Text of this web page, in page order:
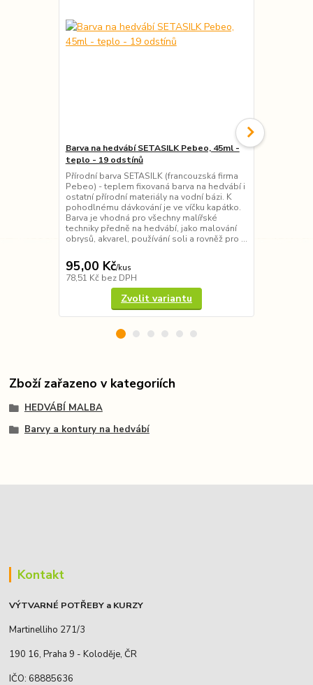
Barva na hedvábí SETASILK Pebeo, 45ml -
teplo - 19 odstínů
Přírodní barva SETASILK (francouzská firma
Pebeo) - teplem fixovaná barva na hedvábí i
ostatní přírodní materiály na vodní bázi. K
pohodlnému dávkování je ve víčku kapátko.
Barva je vhodná pro všechny malířské
techniky předně na hedvábí, jako malování
obrysů, akvarel, používání soli a rovněž pro ...
95,00 Kč/kus
78,51 Kč bez DPH
Zvolit variantu
Zboží zařazeno v kategoriích
HEDVÁBÍ MALBA
Barvy a kontury na hedvábí
Kontakt
VÝTVARNÉ POTŘEBY a KURZY
Martinelliho 271/3
190 16, Praha 9 - Koloděje, ČR
IČO: 68885636